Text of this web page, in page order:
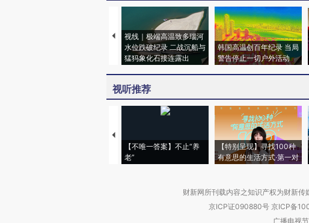
视线｜极端高温致多瑙河
水位跌破纪录 二战沉船与
猛犸象化石接连露出
韩国高温创百年纪录 当局
警告停止一切户外活动
视听推荐
【不唯一答案】不止“养
老”
【特别呈现】寻找100种
有意思的生活方式·第一对
财新网所刊载内容之知识产权为财新传
京ICP证090880号 京ICP备
广播电视